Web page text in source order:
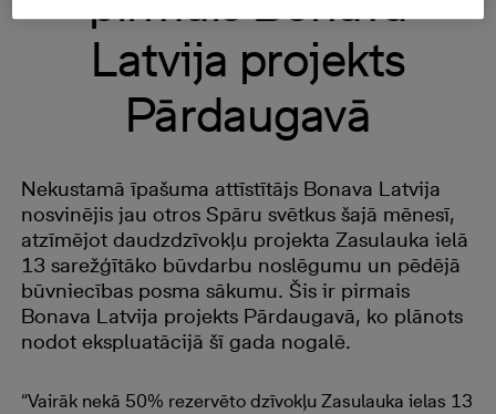
Latvija projekts
Pārdaugavā
Nekustamā īpašuma attīstītājs Bonava Latvija
nosvinējis jau otros Spāru svētkus šajā mēnesī,
atzīmējot daudzdzīvokļu projekta Zasulauka ielā
13 sarežģītāko būvdarbu noslēgumu un pēdējā
būvniecības posma sākumu. Šis ir pirmais
Bonava Latvija projekts Pārdaugavā, ko plānots
nodot ekspluatācijā šī gada nogalē.
“Vairāk nekā 50% rezervēto dzīvokļu Zasulauka ielas 13